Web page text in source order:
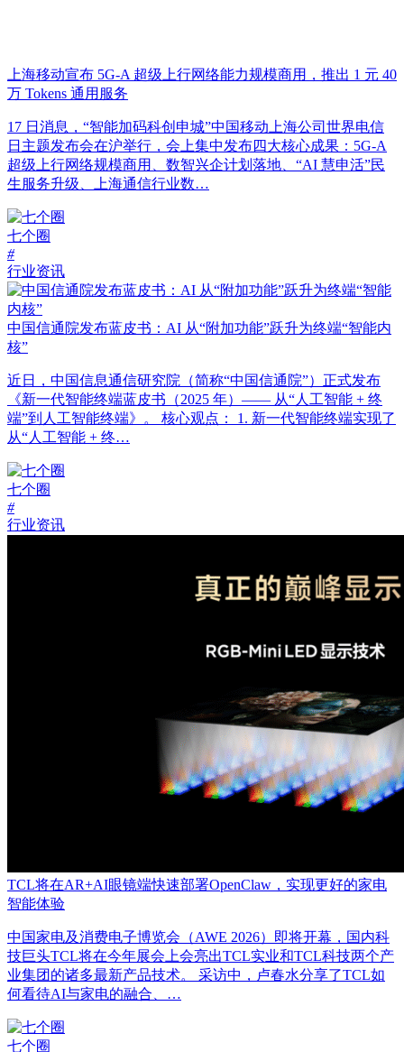
上海移动宣布 5G-A 超级上行网络能力规模商用，推出 1 元 40
万 Tokens 通用服务
17 日消息，“智能加码科创申城”中国移动上海公司世界电信
日主题发布会在沪举行，会上集中发布四大核心成果：5G-A
超级上行网络规模商用、数智兴企计划落地、“AI 慧申活”民
生服务升级、上海通信行业数…
七个圈
#
行业资讯
中国信通院发布蓝皮书：AI 从“附加功能”跃升为终端“智能内
核”
近日，中国信息通信研究院（简称“中国信通院”）正式发布
《新一代智能终端蓝皮书（2025 年）—— 从“人工智能 + 终
端”到人工智能终端》。 核心观点： 1. 新一代智能终端实现了
从“人工智能 + 终…
七个圈
#
行业资讯
TCL将在AR+AI眼镜端快速部署OpenClaw，实现更好的家电
智能体验
中国家电及消费电子博览会（AWE 2026）即将开幕，国内科
技巨头TCL将在今年展会上会亮出TCL实业和TCL科技两个产
业集团的诸多最新产品技术。 采访中，卢春水分享了TCL如
何看待AI与家电的融合、…
七个圈